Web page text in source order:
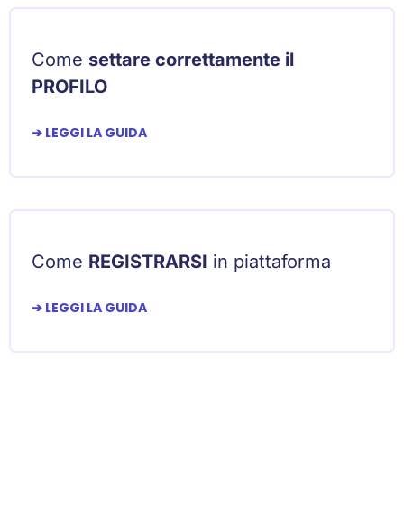
Come settare correttamente il
PROFILO
➔ LEGGI LA GUIDA
Come REGISTRARSI in piattaforma
➔ LEGGI LA GUIDA